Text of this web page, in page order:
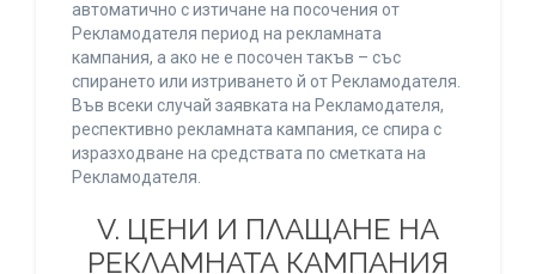
автоматично с изтичане на посочения от
Рекламодателя период на рекламната
кампания, а ако не е посочен такъв – със
спирането или изтриването й от Рекламодателя.
Във всеки случай заявката на Рекламодателя,
респективно рекламната кампания, се спира с
изразходване на средствата по сметката на
Рекламодателя.
V. ЦЕНИ И ПЛАЩАНЕ НА
РЕКЛАМНАТА КАМПАНИЯ